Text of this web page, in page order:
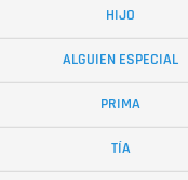
HIJO
ALGUIEN ESPECIAL
PRIMA
TÍA